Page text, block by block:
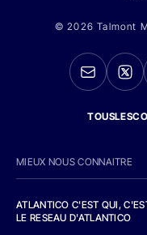
© 2026 Talmont
MIEUX NOUS CONNAITRE
ATLANTICO C'EST QUI,
LE RESEAU D'ATLANTICO